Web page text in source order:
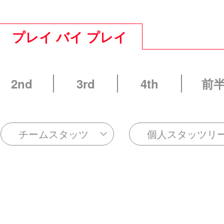
プレイ バイ プレイ
2nd 3rd 4th 前
チームスタッツ 個人スタッツリ